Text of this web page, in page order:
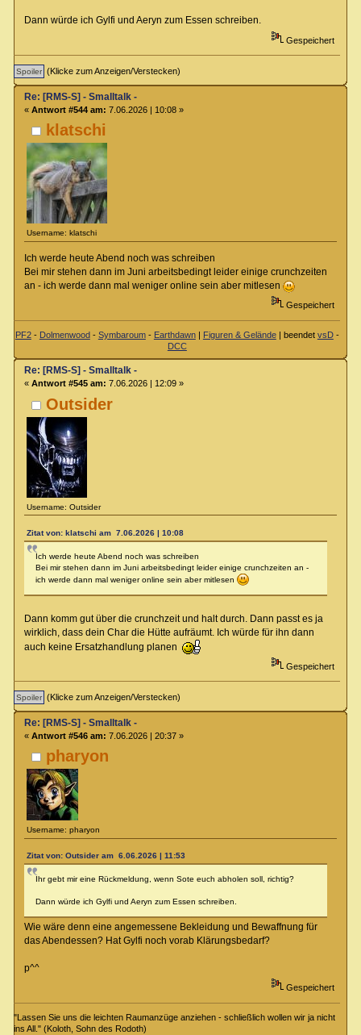
Dann würde ich Gylfi und Aeryn zum Essen schreiben.
Gespeichert
(Klicke zum Anzeigen/Verstecken)
klatschi
Username: klatschi
Re: [RMS-S] - Smalltalk -
« Antwort #544 am: 7.06.2026 | 10:08 »
Ich werde heute Abend noch was schreiben
Bei mir stehen dann im Juni arbeitsbedingt leider einige crunchzeiten
an - ich werde dann mal weniger online sein aber mitlesen
Gespeichert
PF2- Dolmenwood - Symbaroum- Earthdawn| Figuren & Gelände| beendet vsD-
DCC
Outsider
Username: Outsider
Re: [RMS-S] - Smalltalk -
« Antwort #545 am: 7.06.2026 | 12:09 »
Zitat von: klatschi am 7.06.2026 | 10:08
Ich werde heute Abend noch was schreiben
Bei mir stehen dann im Juni arbeitsbedingt leider einige crunchzeiten an -
ich werde dann mal weniger online sein aber mitlesen
Dann komm gut über die crunchzeit und halt durch. Dann passt es ja
wirklich, dass dein Char die Hütte aufräumt. Ich würde für ihn dann
auch keine Ersatzhandlung planen
Gespeichert
(Klicke zum Anzeigen/Verstecken)
pharyon
Username: pharyon
Re: [RMS-S] - Smalltalk -
« Antwort #546 am: 7.06.2026 | 20:37 »
Zitat von: Outsider am 6.06.2026 | 11:53
Ihr gebt mir eine Rückmeldung, wenn Sote euch abholen soll, richtig?
Dann würde ich Gylfi und Aeryn zum Essen schreiben.
Wie wäre denn eine angemessene Bekleidung und Bewaffnung für
das Abendessen? Hat Gylfi noch vorab Klärungsbedarf?
p^^
Gespeichert
"Lassen Sie uns die leichten Raumanzüge anziehen - schließlich wollen wir ja nicht
ins All." (Koloth, Sohn des Rodoth)